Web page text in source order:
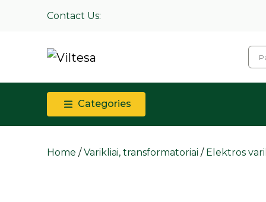
Contact Us:
Categories
Home /Varikliai, transformatoriai / Elektros